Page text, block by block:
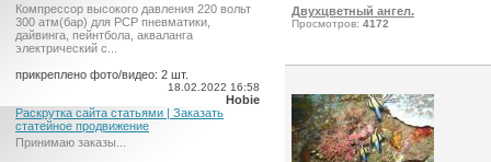
Компрессор высокого давления 220 вольт
300 атм(бар) для PCP пневматики,
дайвинга, пейнтбола, акваланга
электрический c...
прикреплено фото/видео: 2 шт.
18.02.2022 16:58
Hobie
Раскрутка сайта статьями | Заказать
статейное продвижение
Принимаю заказы...
Двухцветный ангел.
Просмотров: 4172